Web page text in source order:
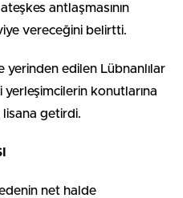
antlaşmasının
vereceğini belirtti.
yerinden edilen Lübnanlılar
yerleşimcilerin konutlarına
lisana getirdi.
net halde